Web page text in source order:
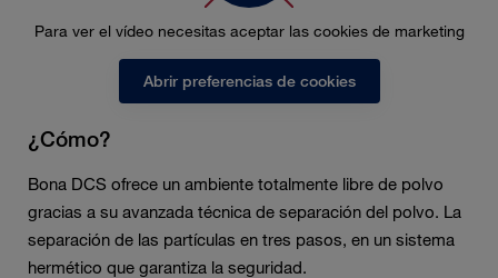
Para ver el vídeo necesitas aceptar las cookies de marketing
Abrir preferencias de cookies
¿Cómo?
Bona DCS ofrece un ambiente totalmente libre de polvo
gracias a su avanzada técnica de separación del polvo. La
separación de las partículas en tres pasos, en un sistema
hermético que garantiza la seguridad.